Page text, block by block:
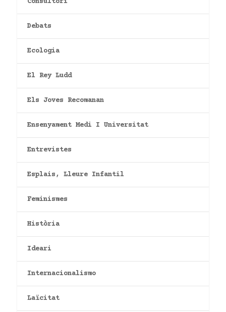
Debats
Ecologia
El Rey Ludd
Els Joves Recomanan
Ensenyament Medi I Universitat
Entrevistes
Esplais, Lleure Infantil
Feminismes
Història
Ideari
Internacionalismo
Laïcitat